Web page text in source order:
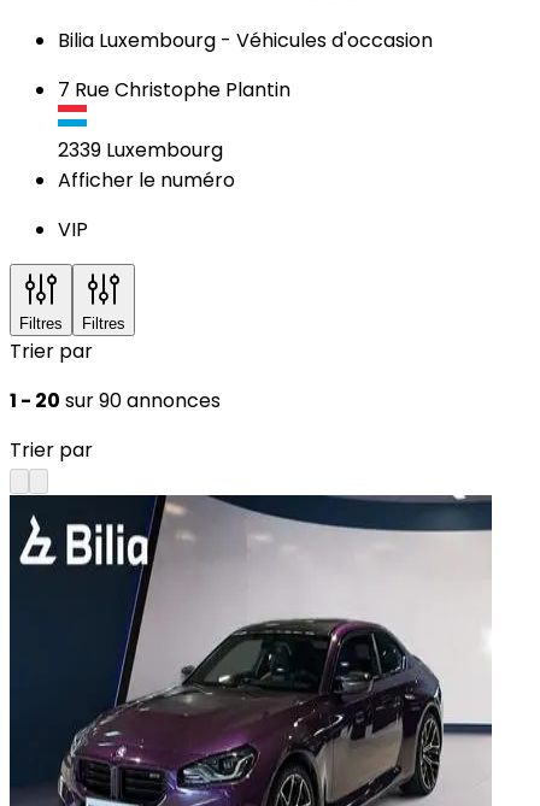
Bilia Luxembourg - Véhicules d'occasion
7 Rue Christophe Plantin
2339 Luxembourg
Afficher le numéro
VIP
Filtres Filtres
Trier par
1 - 20 sur 90 annonces
Trier par